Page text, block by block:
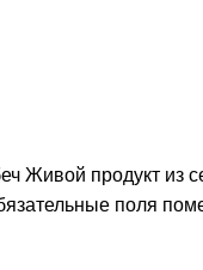
Живой продукт из
поля